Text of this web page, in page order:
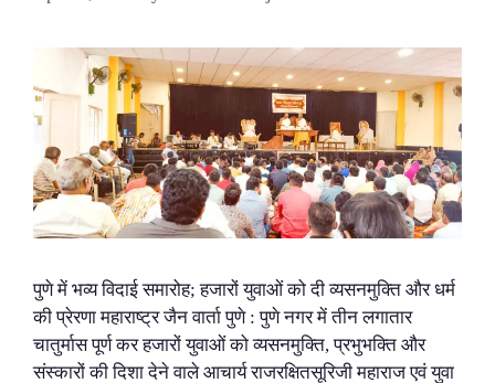
पुणे में भव्य विदाई समारोह; हजारों युवाओं को दी व्यसनमुक्ति और धर्म
की प्रेरणा महाराष्ट्र जैन वार्ता पुणे : पुणे नगर में तीन लगातार
चातुर्मास पूर्ण कर हजारों युवाओं को व्यसनमुक्ति, प्रभुभक्ति और
संस्कारों की दिशा देने वाले आचार्य राजरक्षितसूरिजी महाराज एवं युवा